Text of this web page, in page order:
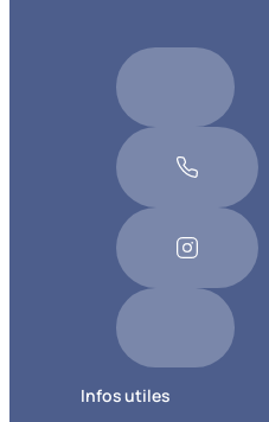
Infos utiles